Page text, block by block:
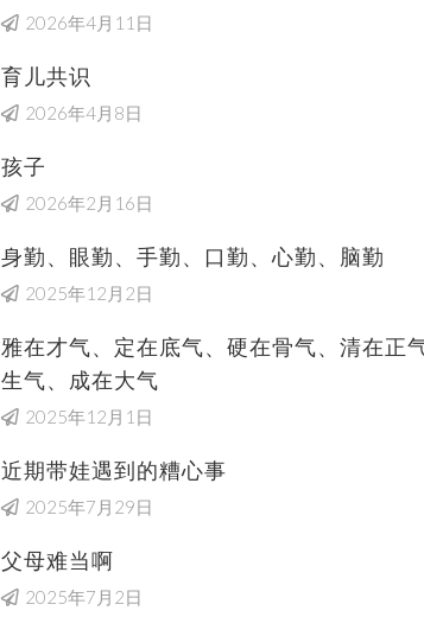
2026年4月11日
育儿共识
2026年4月8日
孩子
2026年2月16日
身勤、眼勤、手勤、口勤、心勤、脑勤
2025年12月2日
雅在才气、定在底气、硬在骨气、清在正
生气、成在大气
2025年12月1日
近期带娃遇到的糟心事
2025年7月29日
父母难当啊
2025年7月2日